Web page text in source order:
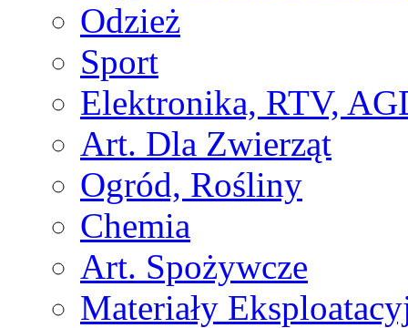
Odzież
Sport
Elektronika, RTV,
Art. Dla Zwierząt
Ogród, Rośliny
Chemia
Art. Spożywcze
Materiały